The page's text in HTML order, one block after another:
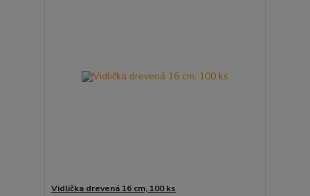
Vidlička drevená 16 cm, 100 ks